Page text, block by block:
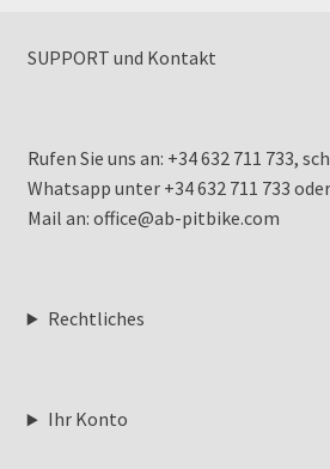
SUPPORT und Kontakt
Rufen Sie uns an: +34 632 711 733,
Whatsapp unter +34 632 711 733
Mail an: office@ab-pitbike.com
Rechtliches
Ihr Konto